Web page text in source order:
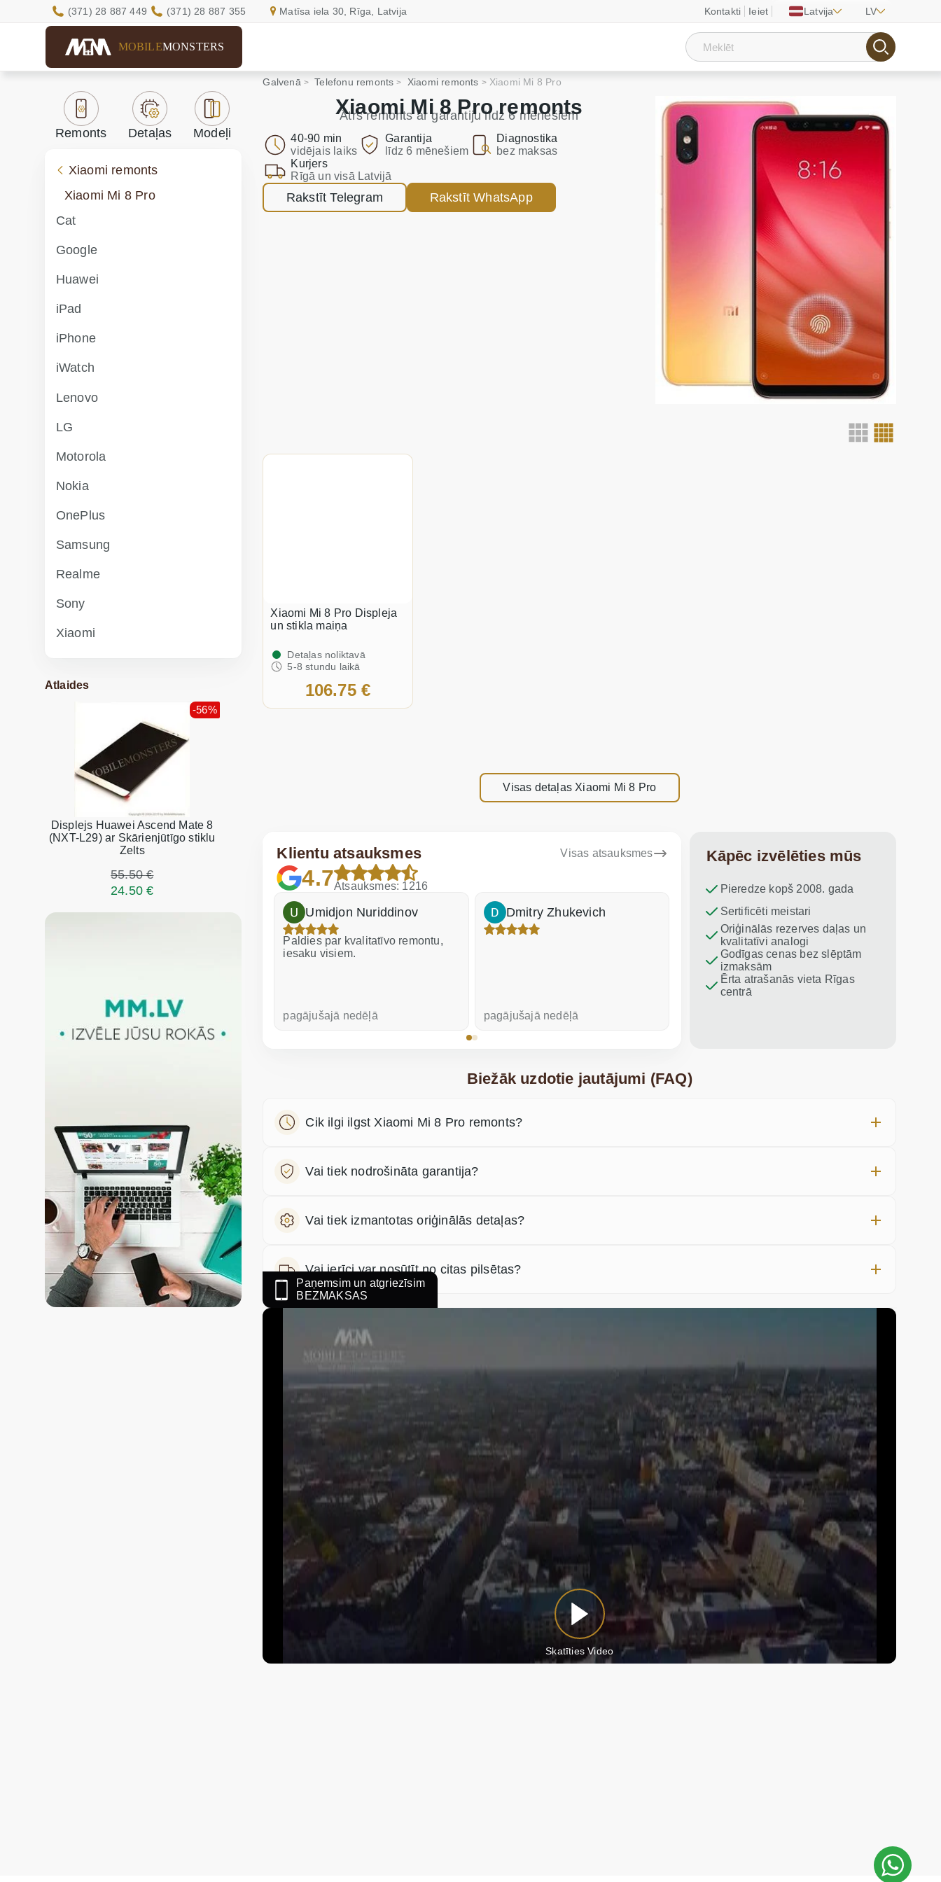
Kontakti Ieiet Latvija LV
(371) 28 887 449 (371) 28 887 355 Matīsa iela 30, Rīga, Latvija
MOBILEMONSTERS
Remonts Detaļas Modeļi
Xiaomi remonts
Xiaomi Mi 8 Pro
Cat
Google
Huawei
iPad
iPhone
iWatch
Lenovo
LG
Motorola
Nokia
OnePlus
Samsung
Realme
Sony
Xiaomi
Atlaides
Displejs Huawei Ascend Mate 8
(NXT-L29) ar Skārienjūtīgo stiklu
Zelts
-56%
55.50 €
24.50 €
Galvenā Telefonu remonts Xiaomi remonts Xiaomi Mi 8 Pro
Xiaomi Mi 8 Pro remonts
Ātrs remonts ar garantiju līdz 6 mēnešiem
40-90 min
vidējais laiks
Garantija
līdz 6 mēnešiem
Diagnostika
bez maksas
Kurjers
Rīgā un visā Latvijā
Rakstīt Telegram Rakstīt WhatsApp
Xiaomi Mi 8 Pro Displeja
un stikla maiņa
Detaļas noliktavā
5-8 stundu laikā
106.75 €
Visas detaļas Xiaomi Mi 8 Pro
Klientu atsauksmes Visas atsauksmes
4.7Atsauksmes: 1216
Dina Vituma
pirms nedēļas
Umidjon Nuriddinov
Paldies par kvalitatīvo remontu,
iesaku visiem.
pagājušajā nedēļā
Dmitry Zhukevich
pagājušajā nedēļā
Dina Vituma
Izcils serviss!
Kāpēc izvēlēties mūs
Pieredze kopš 2008. gada
Sertificēti meistari
Oriģinālās rezerves daļas un
kvalitatīvi analogi
Godīgas cenas bez slēptām
izmaksām
Ērta atrašanās vieta Rīgas
centrā
Biežāk uzdotie jautājumi (FAQ)
Cik ilgi ilgst Xiaomi Mi 8 Pro remonts?
Vai tiek nodrošināta garantija?
Vai tiek izmantotas oriģinālās detaļas?
Vai ierīci var nosūtīt no citas pilsētas?
Paņemsim un atgriezīsim
BEZMAKSAS
Skatīties Video